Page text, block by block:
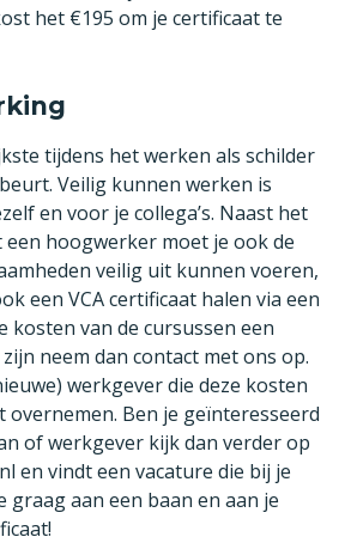
het €195 om je certificaat te
tijdens het werken als schilder
Veilig kunnen werken is
en voor je collega’s. Naast het
hoogwerker moet je ook de
veilig uit kunnen voeren,
een VCA certificaat halen via een
kosten van de cursussen een
neem dan contact met ons op.
werkgever die deze kosten
overnemen. Ben je geïnteresseerd
of werkgever kijk dan verder op
en vindt een vacature die bij je
graag aan een baan en aan je